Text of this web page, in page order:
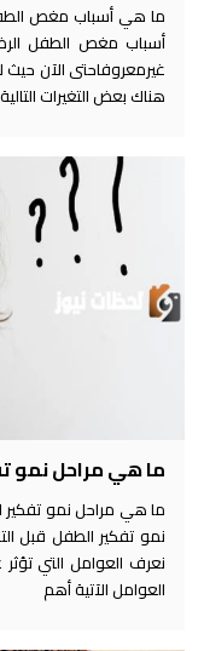
ما هي أسباب مغص
أسباب مغص الطفل
غيرمعروفاحتى الآن
هناك بعض التغيرات
ما هي مراحل نمو
ما هي مراحل نمو
نمو تفكير الطفل قبل
نعرف العوامل التي
العوامل الآتية أهم